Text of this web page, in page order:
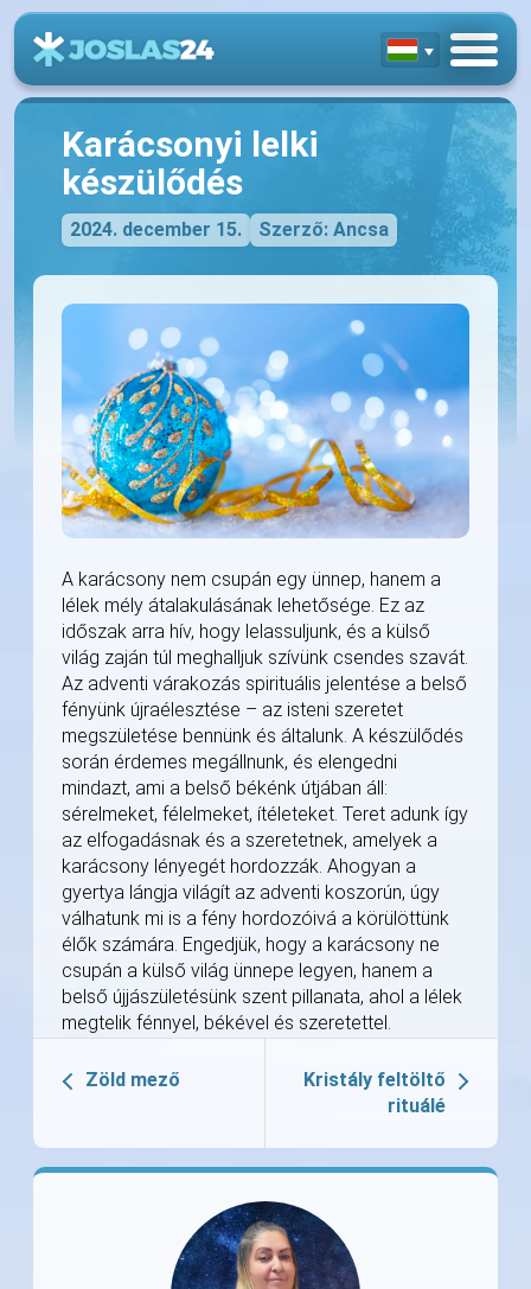
Karácsonyi lelki
készülődés
2024. december 15. Szerző: Ancsa
A karácsony nem csupán egy ünnep, hanem a
lélek mély átalakulásának lehetősége. Ez az
időszak arra hív, hogy lelassuljunk, és a külső
világ zaján túl meghalljuk szívünk csendes szavát.
Az adventi várakozás spirituális jelentése a belső
fényünk újraélesztése – az isteni szeretet
megszületése bennünk és általunk. A készülődés
során érdemes megállnunk, és elengedni
mindazt, ami a belső békénk útjában áll:
sérelmeket, félelmeket, ítéleteket. Teret adunk így
az elfogadásnak és a szeretetnek, amelyek a
karácsony lényegét hordozzák. Ahogyan a
gyertya lángja világít az adventi koszorún, úgy
válhatunk mi is a fény hordozóivá a körülöttünk
élők számára. Engedjük, hogy a karácsony ne
csupán a külső világ ünnepe legyen, hanem a
belső újjászületésünk szent pillanata, ahol a lélek
megtelik fénnyel, békével és szeretettel.
Zöld mező
Kristály feltöltő
rituálé